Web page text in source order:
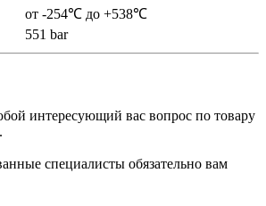
от -254℃ до +538℃
551 bar
интересующий вас вопрос по товару
специалисты обязательно вам